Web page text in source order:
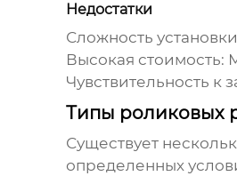
Недостатки
Сложность
Высокая стоимость:
Чувствительность к
Типы роликовых
Существует
определенных